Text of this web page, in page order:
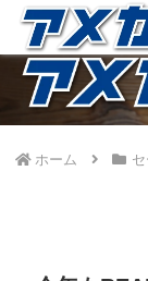
アメカジファッ
ホーム